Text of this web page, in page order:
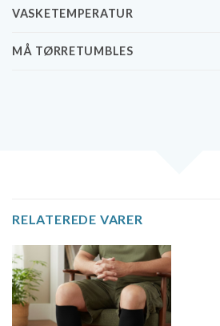
VASKETEMPERATUR
MÅ TØRRETUMBLES
RELATEREDE VARER